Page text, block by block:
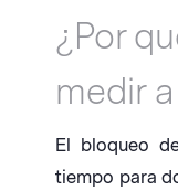
¿Por
medir
El bloqueo
tiempo para